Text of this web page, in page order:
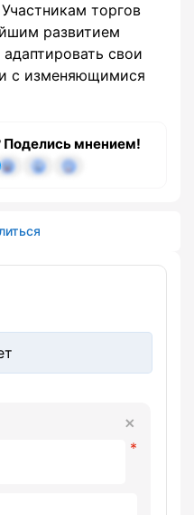
торгов
развитием
свои
с изменяющимися
Поделись мнением!